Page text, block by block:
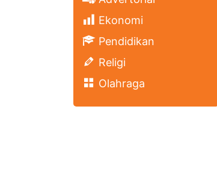
Ekonomi
Pendidikan
Religi
Olahraga